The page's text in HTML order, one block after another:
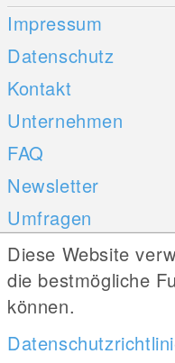
Impressum
Datenschutz
Kontakt
Unternehmen
FAQ
Newsletter
Umfragen
Mobile Apps
iOS
Android
Diese Website
die bestmögliche
können.